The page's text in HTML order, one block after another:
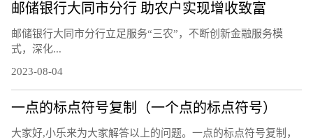
邮储银行大同市分行 助农户实现增收致富
邮储银行大同市分行立足服务“三农”，不断创新金融服务模
式，深化...
2023-08-04
一点的标点符号复制（一个点的标点符号）
大家好,小乐来为大家解答以上的问题。一点的标点符号复制，